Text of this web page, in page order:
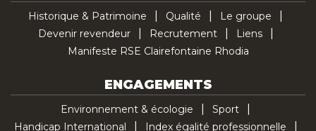
Historique & Patrimoine Qualité
Le groupe
Devenir revendeur
Recrutement
Liens
Manifeste RSE Clairefontaine Rhodia
ENGAGEMENTS
Environnement & écologie
Sport
Handicap International
Index égalité professionnelle